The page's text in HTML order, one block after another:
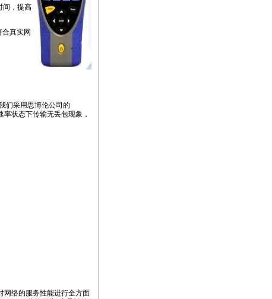
间，提高
真实网
们采用思博伦公司的
状态下传输无丢包现象，
网络的服务性能进行全方面